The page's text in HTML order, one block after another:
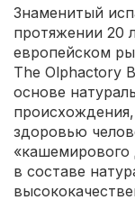
Знаменитый
протяжении 20
европейском
The Olphactory
основе
здоровью
«кашемирового
в составе